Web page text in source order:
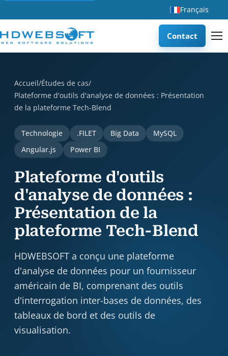
Français
Contact
Accueil/Études de cas/
Plateforme d'outils d'analyse de données : Présentation
de la plateforme Tech-Blend
Technologie .FILET Big Data
MySQL
Angular.js
Power BI
Plateforme d'outils
d'analyse de données :
Présentation de la
plateforme Tech-Blend
HDWEBSOFT a conçu une plateforme
d'analyse de données pour un fournisseur
américain de BI, comprenant des outils
d'interrogation inter-bases de données, des
tableaux de bord et des outils de
visualisation.